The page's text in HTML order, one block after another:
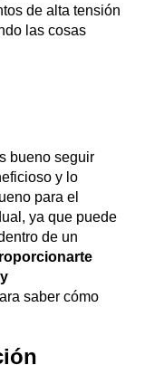
de alta tensión
las cosas
bueno seguir
y lo
para el
ya que puede
de un
saber cómo